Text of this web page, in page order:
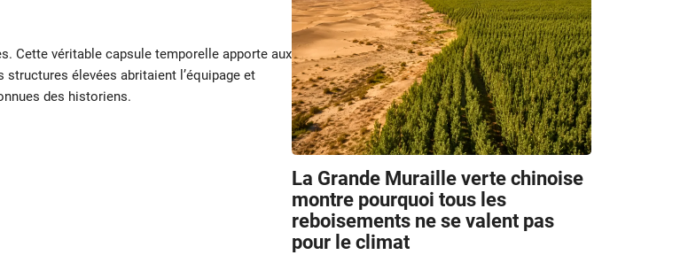
Cette véritable capsule temporelle apporte aux
élevées abritaient l’équipage et
des historiens.
La Grande Muraille verte chinoise
montre pourquoi tous les
reboisements ne se valent pas
pour le climat